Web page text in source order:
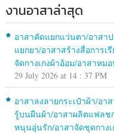
งานอาสาล่าสุด
อาสาคัดแยกแว่นตา/อาสา
แยกยา/อาสาสร้างสื่อการ
จัดกางเกงผ้าอ้อม/อาสาหม
29 July 2026 at 14 : 37 PM
อาสาลงลายกระเป๋าผ้า/อา
รู้บนผืนผ้า/อาสาผลิตแฟลช
หนุนอุ่นรัก/อาสาจัดชุดกาง